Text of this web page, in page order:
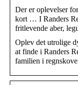
Der er oplevelser
kort … I Randers
fritlevende aber,
Oplev det utrolige
at finde i Randers
familien i